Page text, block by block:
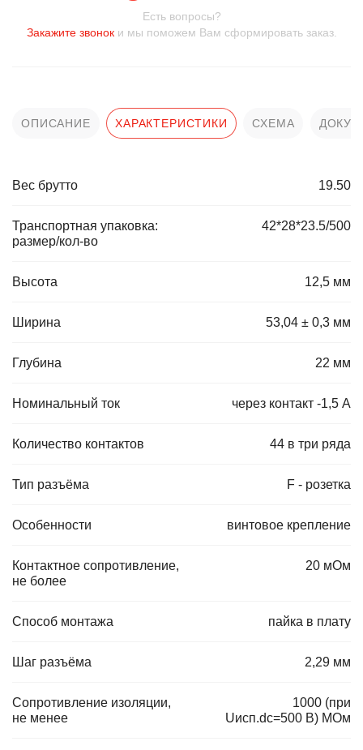
Есть вопросы?
Закажите звоноки мы поможем Вам сформировать заказ.
ОПИСАНИЕ ХАРАКТЕРИСТИКИ СХЕМА
Вес брутто 19.50
Транспортная упаковка:
размер/кол-во
42*28*23.5/500
Высота 12,5 мм
Ширина 53,04 ± 0,3 мм
Глубина 22 мм
Номинальный ток через контакт -1,5 А
Количество контактов 44 в три ряда
Тип разъёма F - розетка
Особенности винтовое крепление
Контактное сопротивление,
не более
20 мОм
Способ монтажа пайка в плату
Шаг разъёма 2,29 мм
Сопротивление изоляции,
не менее
1000 (при
Uисп.dc=500 В) МОм